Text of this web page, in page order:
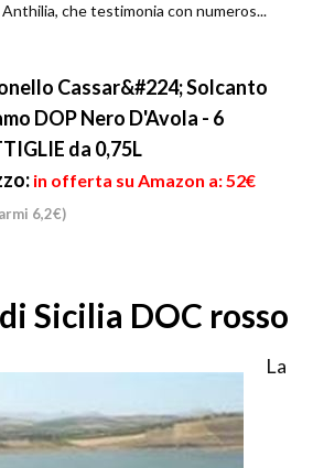
che testimonia con numeros...
Cassar&#224; Solcanto
DOP Nero D'Avola - 6
da 0,75L
in offerta su Amazon a: 52€
6,2€)
Sicilia DOC rosso
La